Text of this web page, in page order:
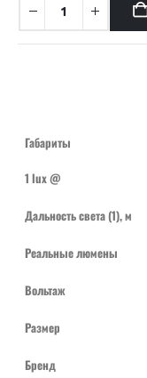
Габариты
1 lux @
Дальность света (1), м
Реальные люмены
Вольтаж
Размер
Бренд